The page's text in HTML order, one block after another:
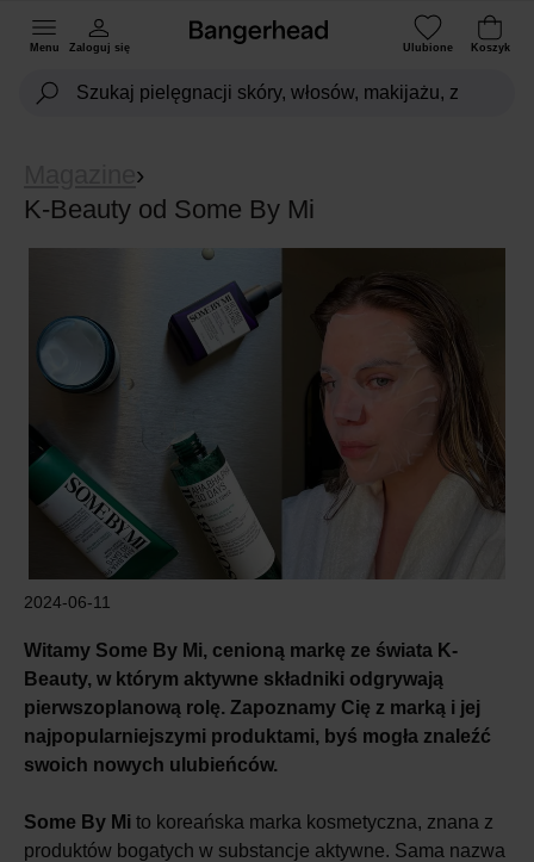
Menu Zaloguj się Ulubione Koszyk
›
K-Beauty od Some By Mi
2024-06-11
Witamy Some By Mi, cenioną markę ze świata K-
Beauty, w którym aktywne składniki odgrywają
pierwszoplanową rolę. Zapoznamy Cię z marką i jej
najpopularniejszymi produktami, byś mogła znaleźć
swoich nowych ulubieńców.
Some By Mi to koreańska marka kosmetyczna, znana z
produktów bogatych w substancje aktywne. Sama nazwa